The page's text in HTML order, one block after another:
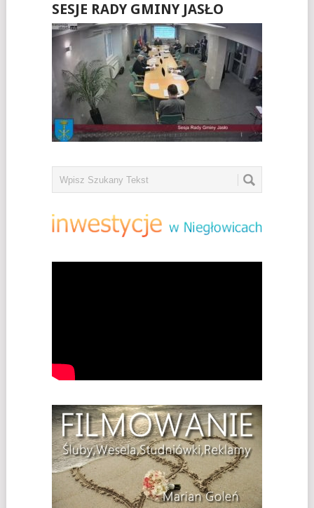
SESJE RADY GMINY JASŁO